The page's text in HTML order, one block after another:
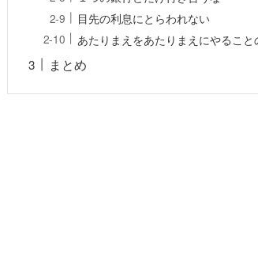
目先の利息にとらわれない
あたりまえをあたりまえにやること
まとめ